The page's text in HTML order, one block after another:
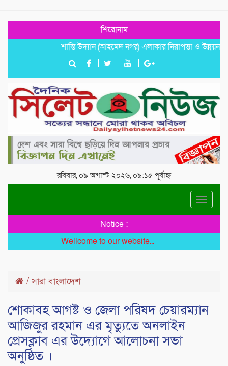
শিরোনাম
শান্তি উদ্যান (আহমেদ নগর) এলাকার নিরাপত্তা ও উন্নয়নমূলক
রবিবার, ০৯ অগাস্ট ২০২৬, ০৯:১৫ পূর্বাহ্ন
Toggle
Notice :
Wellcome to our website...
/সারা বাংলাদেশ
শোকাবহ আগষ্ট ও জেলা পরিষদ চেয়ারম্যান
আজিজুর রহমান এর মৃত্যুতে অনলাইন
প্রেসক্লাব এর উদ্যোগে আলোচনা সভা
অনুষ্ঠিত ।